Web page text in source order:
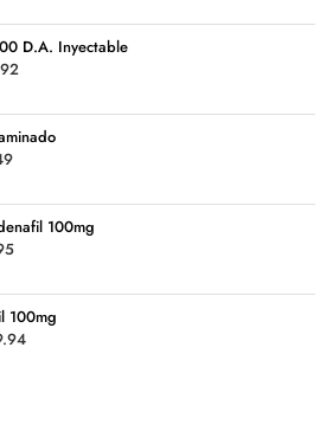
precios:
desde
$135.99
D.A. Inyectable
Rango
precios:
desde
$78.92
is:
$29.49.
100mg
is:
$49.95.
100mg
Rango